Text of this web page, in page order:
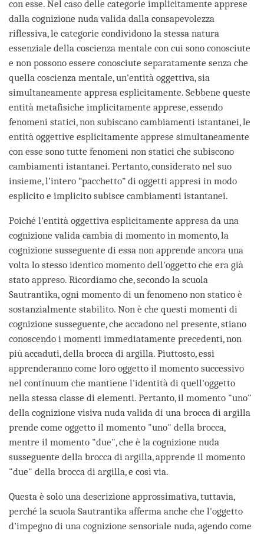
con esse. Nel caso delle categorie implicitamente apprese
dalla cognizione nuda valida dalla consapevolezza
riflessiva, le categorie condividono la stessa natura
essenziale della coscienza mentale con cui sono conosciute
e non possono essere conosciute separatamente senza che
quella coscienza mentale, un'entità oggettiva, sia
simultaneamente appresa esplicitamente. Sebbene queste
entità metafisiche implicitamente apprese, essendo
fenomeni statici, non subiscano cambiamenti istantanei, le
entità oggettive esplicitamente apprese simultaneamente
con esse sono tutte fenomeni non statici che subiscono
cambiamenti istantanei. Pertanto, considerato nel suo
insieme, l’intero “pacchetto” di oggetti appresi in modo
esplicito e implicito subisce cambiamenti istantanei.
Poiché l'entità oggettiva esplicitamente appresa da una
cognizione valida cambia di momento in momento, la
cognizione susseguente di essa non apprende ancora una
volta lo stesso identico momento dell'oggetto che era già
stato appreso. Ricordiamo che, secondo la scuola
Sautrantika, ogni momento di un fenomeno non statico è
sostanzialmente stabilito. Non è che questi momenti di
cognizione susseguente, che accadono nel presente, stiano
conoscendo i momenti immediatamente precedenti, non
più accaduti, della brocca di argilla. Piuttosto, essi
apprenderanno come loro oggetto il momento successivo
nel continuum che mantiene l'identità di quell'oggetto
nella stessa classe di elementi. Pertanto, il momento "uno"
della cognizione visiva nuda valida di una brocca di argilla
prende come oggetto il momento "uno" della brocca,
mentre il momento "due", che è la cognizione nuda
susseguente della brocca di argilla, apprende il momento
"due" della brocca di argilla, e così via.
Questa è solo una descrizione approssimativa, tuttavia,
perché la scuola Sautrantika afferma anche che l'oggetto
d’impegno di una cognizione sensoriale nuda, agendo come